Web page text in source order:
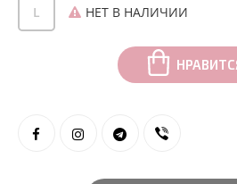
L НЕТ В НАЛИЧИИ